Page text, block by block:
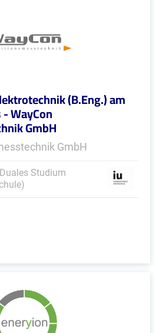
(B.Eng.) am
WayCon
GmbH
GmbH
Studium